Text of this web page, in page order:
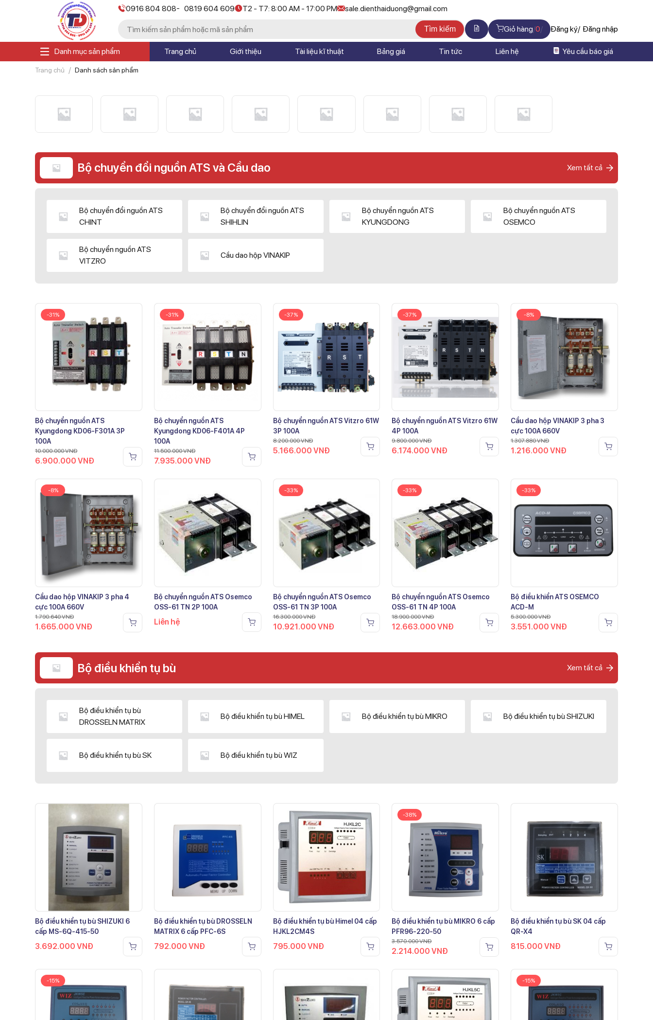
0916 804 808- 0819 604 609 T2 - T7: 8:00 AM - 17:00 PM sale.dienthaiduong@gmail.com
Tìm kiếm Giỏ hàng 0 Đăng ký Đăng nhập
Danh mục sản phẩm Trang chủ Giới thiệu Tài liệu kĩ thuật Bảng giá Tin tức Liên hệ Yêu cầu báo giá
Trang chủ Danh sách sản phẩm
Bộ chuyển đổi nguồn ATS và Cầu dao Xem tất cả
Bộ chuyển đổi nguồn ATS
CHINT
Bộ chuyển đổi nguồn ATS
SHIHLIN
Bộ chuyển nguồn ATS
KYUNGDONG
Bộ chuyển nguồn ATS
OSEMCO
Bộ chuyển nguồn ATS
VITZRO
Cầu dao hộp VINAKIP
-31%
Bộ chuyển nguồn ATS
Kyungdong KD06-F301A 3P
100A
10.000.000VNĐ
6.900.000 VNĐ
-31%
Bộ chuyển nguồn ATS
Kyungdong KD06-F401A 4P
100A
11.500.000VNĐ
7.935.000 VNĐ
-37%
Bộ chuyển nguồn ATS Vitzro 61W
3P 100A
8.200.000VNĐ
5.166.000 VNĐ
-37%
Bộ chuyển nguồn ATS Vitzro 61W
4P 100A
9.800.000VNĐ
6.174.000VNĐ
-8%
Cầu dao hộp VINAKIP 3 pha 3
cực 100A 660V
1.307.880VNĐ
1.216.000VNĐ
-8%
Cầu dao hộp VINAKIP 3 pha 4
cực 100A 660V
1.790.640VNĐ
1.665.000 VNĐ
Bộ chuyển nguồn ATS Osemco
OSS-61 TN 2P 100A
Liên hệ
-33%
Bộ chuyển nguồn ATS Osemco
OSS-61 TN 3P 100A
16.300.000VNĐ
10.921.000 VNĐ
-33%
Bộ chuyển nguồn ATS Osemco
OSS-61 TN 4P 100A
18.900.000VNĐ
12.663.000VNĐ
-33%
Bộ điều khiển ATS OSEMCO
ACD-M
5.300.000VNĐ
3.551.000VNĐ
Bộ điều khiển tụ bù Xem tất cả
Bộ điều khiển tụ bù
DROSSELN MATRIX
Bộ điều khiển tụ bù HIMEL Bộ điều khiển tụ bù MIKRO Bộ điều khiển tụ bù SHIZUKI
Bộ điều khiển tụ bù SK Bộ điều khiển tụ bù WIZ
Bộ điều khiển tụ bù SHIZUKI 6
cấp MS-6Q-415-50
3.692.000 VNĐ
Bộ điều khiển tụ bù DROSSELN
MATRIX 6 cấp PFC-6S
792.000 VNĐ
Bộ điều khiển tụ bù Himel 04 cấp
HJKL2CM4S
795.000 VNĐ
-38%
Bộ điều khiển tụ bù MIKRO 6 cấp
PFR96-220-50
3.570.000VNĐ
2.214.000VNĐ
Bộ điều khiển tụ bù SK 04 cấp
QR-X4
815.000VNĐ
-15% -15%